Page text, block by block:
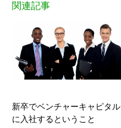
関連記事
新卒でベンチャーキャピタル
に入社するということ